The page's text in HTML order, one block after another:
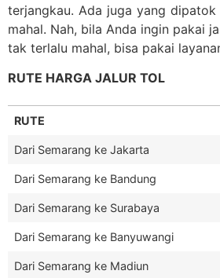
terjangkau. Ada juga yang
mahal. Nah, bila Anda ingin pakai
tak terlalu mahal, bisa pakai
RUTE HARGA JALUR TOL
RUTE
Dari Semarang ke Jakarta
Dari Semarang ke Bandung
Dari Semarang ke Surabaya
Dari Semarang ke Banyuwangi
Dari Semarang ke Madiun